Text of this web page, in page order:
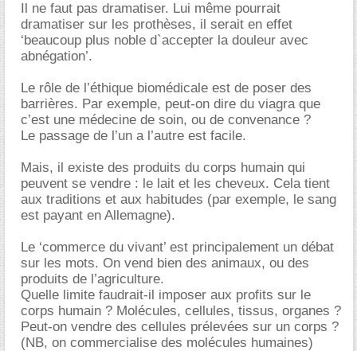
Il ne faut pas dramatiser. Lui même pourrait
dramatiser sur les prothèses, il serait en effet
‘beaucoup plus noble d`accepter la douleur avec
abnégation’.
Le rôle de l’éthique biomédicale est de poser des
barrières. Par exemple, peut-on dire du viagra que
c’est une médecine de soin, ou de convenance ?
Le passage de l’un a l’autre est facile.
Mais, il existe des produits du corps humain qui
peuvent se vendre : le lait et les cheveux. Cela tient
aux traditions et aux habitudes (par exemple, le sang
est payant en Allemagne).
Le ‘commerce du vivant’ est principalement un débat
sur les mots. On vend bien des animaux, ou des
produits de l’agriculture.
Quelle limite faudrait-il imposer aux profits sur le
corps humain ? Molécules, cellules, tissus, organes ?
Peut-on vendre des cellules prélevées sur un corps ?
(NB, on commercialise des molécules humaines)